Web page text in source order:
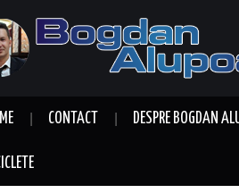
CONTACT DESPRE BOGDAN